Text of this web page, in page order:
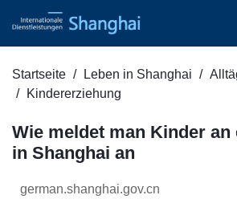
Startseite Leben in Shanghai
Kindererziehung
Wie meldet man Kinder an
in Shanghai an
german.shanghai.gov.cn